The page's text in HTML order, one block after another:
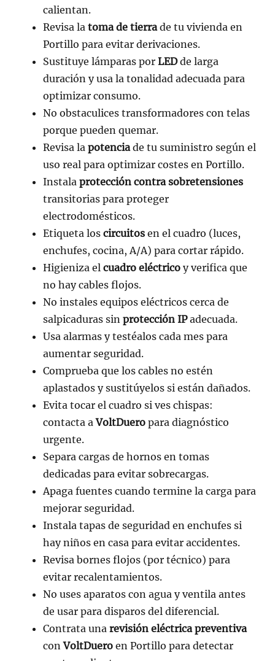
calientan.
Revisa la toma de tierrade tu vivienda en
Portillo para evitar derivaciones.
Sustituye lámparas por LEDde larga
duración y usa la tonalidad adecuada para
optimizar consumo.
No obstaculices transformadores con telas
porque pueden quemar.
Revisa la potenciade tu suministro según el
uso real para optimizar costes en Portillo.
Instala protección contra sobretensiones
transitorias para proteger
electrodomésticos.
Etiqueta los circuitos en el cuadro (luces,
enchufes, cocina, A/A) para cortar rápido.
Higieniza el cuadro eléctrico y verifica que
no hay cables flojos.
No instales equipos eléctricos cerca de
salpicaduras sin protección IPadecuada.
Usa alarmas y testéalos cada mes para
aumentar seguridad.
Comprueba que los cables no estén
aplastados y sustitúyelos si están dañados.
Evita tocar el cuadro si ves chispas:
contacta aVoltDuero para diagnóstico
urgente.
Separa cargas de hornos en tomas
dedicadas para evitar sobrecargas.
Apaga fuentes cuando termine la carga para
mejorar seguridad.
Instala tapas de seguridad en enchufes si
hay niños en casa para evitar accidentes.
Revisa bornes flojos (por técnico) para
evitar recalentamientos.
No uses aparatos con agua y ventila antes
de usar para disparos del diferencial.
Contrata una revisión eléctrica preventiva
conVoltDuero en Portillo para detectar